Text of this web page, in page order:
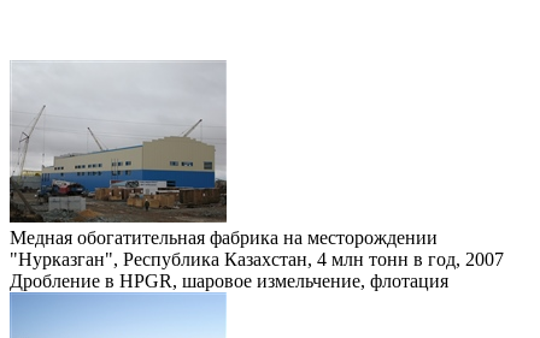
Медная обогатительная фабрика на месторождении
"Нурказган", Республика Казахстан, 4 млн тонн в год, 2007
Дробление в HPGR, шаровое измельчение, флотация